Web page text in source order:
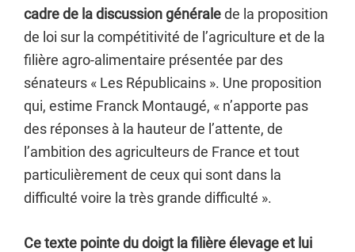
cadre de la discussion généralede la proposition
de loi sur la compétitivité de l’agriculture et de la
filière agro-alimentaire présentée par des
sénateurs « Les Républicains ». Une proposition
qui, estime Franck Montaugé, « n’apporte pas
des réponses à la hauteur de l’attente, de
l’ambition des agriculteurs de France et tout
particulièrement de ceux qui sont dans la
difficulté voire la très grande difficulté ».
Ce texte pointe du doigt la filière élevage et lui